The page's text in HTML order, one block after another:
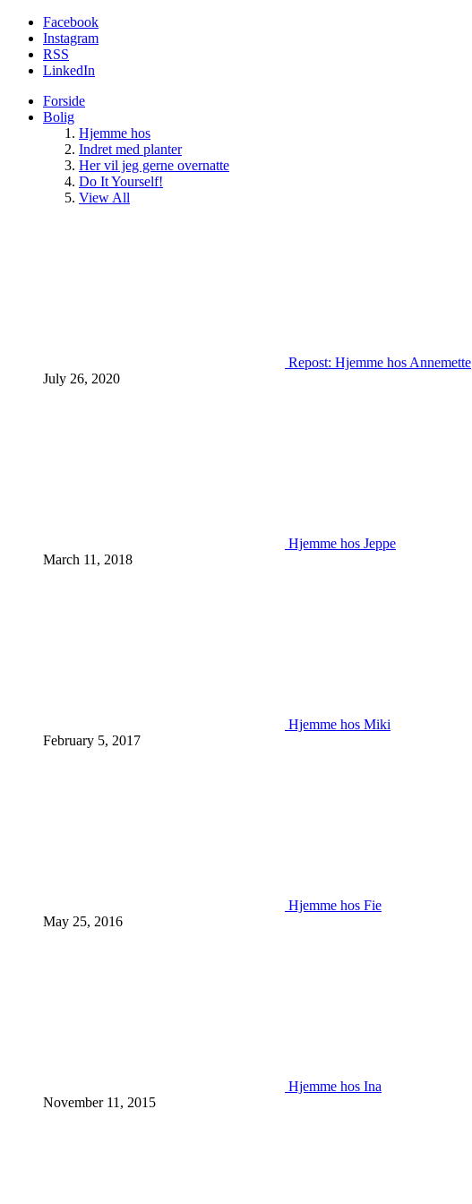
Facebook
Instagram
RSS
LinkedIn
Forside
Bolig
Hjemme hos
Indret med planter
Her vil jeg gerne overnatte
Do It Yourself!
View All
Repost: Hjemme hos Annemette
July 26, 2020
Hjemme hos Jeppe
March 11, 2018
Hjemme hos Miki
February 5, 2017
Hjemme hos Fie
May 25, 2016
Hjemme hos Ina
November 11, 2015